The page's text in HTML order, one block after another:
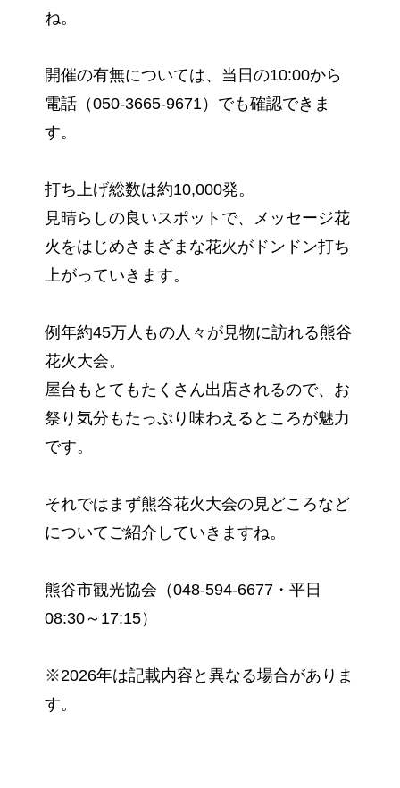
ね。
開催の有無については、当日の10:00から
電話（050-3665-9671）でも確認できま
す。
打ち上げ総数は約10,000発。
見晴らしの良いスポットで、メッセージ花
火をはじめさまざまな花火がドンドン打ち
上がっていきます。
例年約45万人もの人々が見物に訪れる熊谷
花火大会。
屋台もとてもたくさん出店されるので、お
祭り気分もたっぷり味わえるところが魅力
です。
それではまず熊谷花火大会の見どころなど
についてご紹介していきますね。
熊谷市観光協会（048-594-6677・平日
08:30～17:15）
※2026年は記載内容と異なる場合がありま
す。